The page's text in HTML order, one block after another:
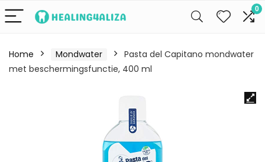
0
Home Mondwater
Pasta del Capitano mondwater
met beschermingsfunctie, 400 ml